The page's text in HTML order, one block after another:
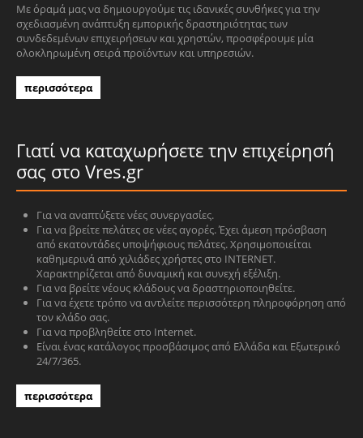
Με όραμά μας να δημιουργούμε τις ιδανικές συνθήκες για την
σχεδιασμένη ανάπτυξη εμπορικής δραστηριότητας των
συνδεδεμένων επιχειρήσεων και χρηστών, προσφέρουμε μία
ολοκληρωμένη σειρά προϊόντων και υπηρεσιών.
περισσότερα
Γιατί να καταχωρήσετε την επιχείρησή
σας στο Vres.gr
Για να αναπτύξετε νέες συνεργασίες.
Για να βρείτε πελάτες σε νέες αγορές. Έχει άμεση πρόσβαση
από εκατοντάδες υποψήφιους πελάτες. Χρησιμοποιείται
καθημερινά από χιλιάδες χρήστες στο INTERNET.
Χαρακτηρίζεται από δυναμική και συνεχή εξέλιξη.
Για να βρείτε νέους κλάδους να δραστηριοποιηθείτε.
Για να έχετε τρόπο να αντλείτε περισσότερη πληροφόρηση από
τον κλάδο σας.
Για να προβληθείτε στο Internet.
Είναι ένας κατάλογος προσβάσιμος από Ελλάδα και Εξωτερικό
24/7/365.
περισσότερα